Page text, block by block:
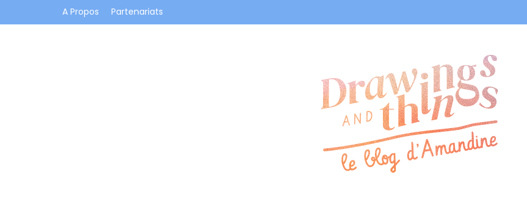
A Propos Partenariats